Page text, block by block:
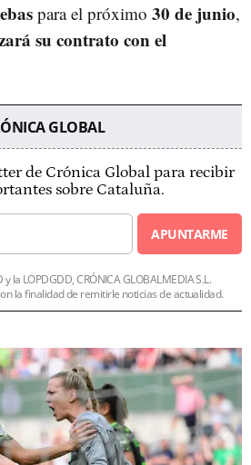
para el próximo 30 de junio,
su contrato con el
GLOBAL
de Crónica Global para recibir
sobre Cataluña.
APUNTARME
la LOPDGDD, CRÓNICA GLOBALMEDIA S.L.
la finalidad de remitirle noticias de actualidad.